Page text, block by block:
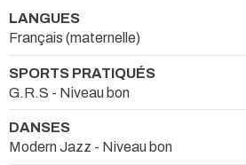
LANGUES
Français (maternelle)
SPORTS PRATIQUÉS
G.R.S - Niveau bon
DANSES
Modern Jazz - Niveau bon